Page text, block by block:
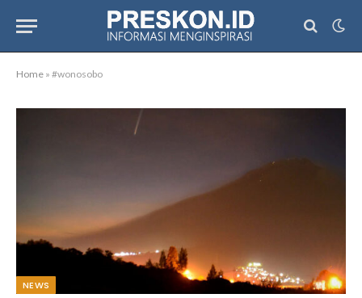
Home » #wonosobo
NEWS